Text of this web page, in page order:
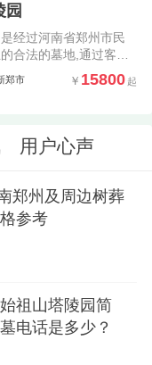
园
经过河南省郑州市民
合法的墓地,通过客服
道始祖山塔陵园价格
,同时了解河南郑州正规
郑市 15800
用户心声
郑州及周边树葬
参考
祖山塔陵园简
电话是多少？